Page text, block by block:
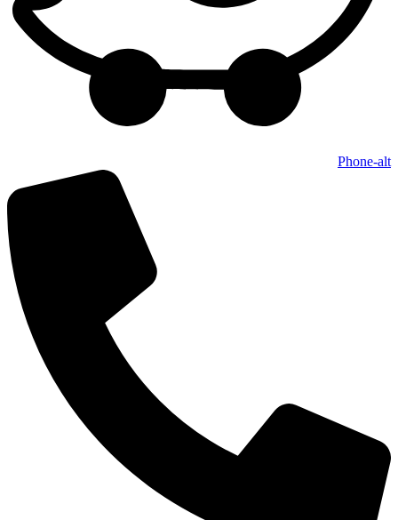
Phone-alt